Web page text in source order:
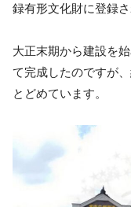
録有形文化財に登録さ
大正末期から建設を
て完成したのですが
とどめています。